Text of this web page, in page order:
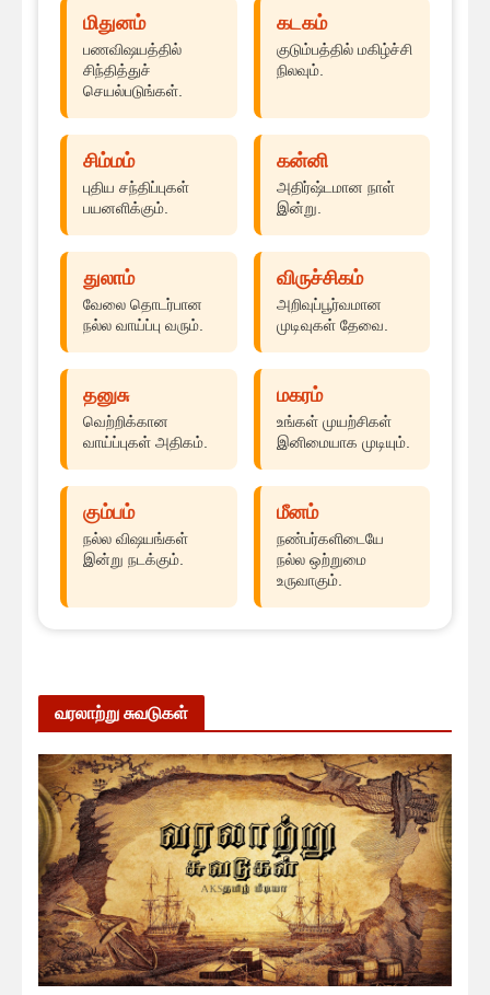
மிதுனம்
பணவிஷயத்தில்
சிந்தித்துச்
செயல்படுங்கள்.
கடகம்
குடும்பத்தில் மகிழ்ச்சி
நிலவும்.
சிம்மம்
புதிய சந்திப்புகள்
பயனளிக்கும்.
கன்னி
அதிர்ஷ்டமான நாள்
இன்று.
துலாம்
வேலை தொடர்பான
நல்ல வாய்ப்பு வரும்.
விருச்சிகம்
அறிவுப்பூர்வமான
முடிவுகள் தேவை.
தனுசு
வெற்றிக்கான
வாய்ப்புகள் அதிகம்.
மகரம்
உங்கள் முயற்சிகள்
இனிமையாக முடியும்.
கும்பம்
நல்ல விஷயங்கள்
இன்று நடக்கும்.
மீனம்
நண்பர்களிடையே
நல்ல ஒற்றுமை
உருவாகும்.
வரலாற்று சுவடுகள்